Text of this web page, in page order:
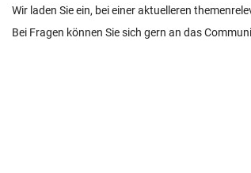
Wir laden Sie ein, bei einer aktuelleren
Bei Fragen können Sie sich gern an das